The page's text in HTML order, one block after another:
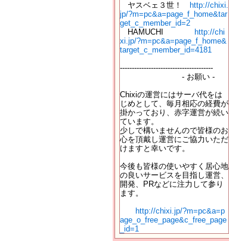
ヤスベェ３世！
http://chixi.
jp/?m=pc&a=page_f_home&tar
get_c_member_id=2
HAMUCHI
http://chi
xi.jp/?m=pc&a=page_f_home&
target_c_member_id=4181
---------------------------------------
- お願い -
Chixiの運営にはサーバ代をは
じめとして、毎月相応の経費が
掛かっており、赤字運営が続い
ています。
少しで構いませんので皆様のお
心を頂戴し運営にご協力いただ
けますと幸いです。
今後も皆様の使いやすく居心地
の良いサービスを目指し運営、
開発、PRなどに注力して参り
ます。
http://chixi.jp/?m=pc&a=p
age_o_free_page&c_free_page
_id=1